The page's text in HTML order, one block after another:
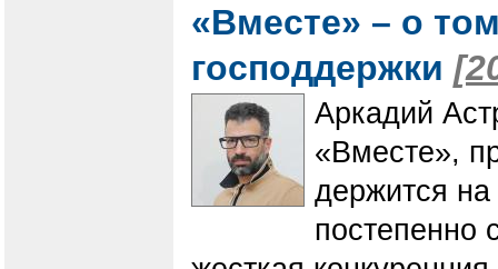
«Вместе» – о
господдержки
Аркадий
«Вместе»,
держится на
постепенно